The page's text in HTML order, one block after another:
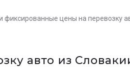
цены на перевозку
авто из